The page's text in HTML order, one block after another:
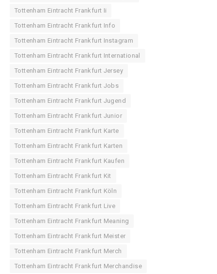
Tottenham Eintracht Frankfurt Ii
Tottenham Eintracht Frankfurt Info
Tottenham Eintracht Frankfurt Instagram
Tottenham Eintracht Frankfurt International
Tottenham Eintracht Frankfurt Jersey
Tottenham Eintracht Frankfurt Jobs
Tottenham Eintracht Frankfurt Jugend
Tottenham Eintracht Frankfurt Junior
Tottenham Eintracht Frankfurt Karte
Tottenham Eintracht Frankfurt Karten
Tottenham Eintracht Frankfurt Kaufen
Tottenham Eintracht Frankfurt Kit
Tottenham Eintracht Frankfurt Köln
Tottenham Eintracht Frankfurt Live
Tottenham Eintracht Frankfurt Meaning
Tottenham Eintracht Frankfurt Meister
Tottenham Eintracht Frankfurt Merch
Tottenham Eintracht Frankfurt Merchandise